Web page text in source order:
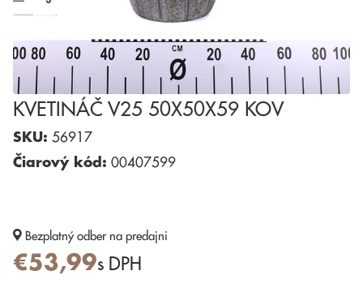
KVETINÁČ V25 50X50X59 KOV
SKU: 56917
Čiarový kód: 00407599
Bezplatný odber na predajni
€53,99s DPH